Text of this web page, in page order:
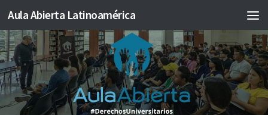
Saltar al contenido
Aula Abierta Latinoamérica